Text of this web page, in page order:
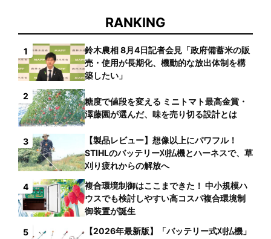
RANKING
1
鈴木農相 8月4日記者会見「政府備蓄米の販
売・使用が長期化、機動的な放出体制を構
築したい」
2
糖度で値段を変える ミニトマト最高金賞・
澤藤園が選んだ、味を売り切る設計とは
3
【製品レビュー】想像以上にパワフル！
STIHLのバッテリー刈払機とハーネスで、草
刈り疲れからの解放へ
4
複合環境制御はここまできた！ 中小規模ハ
ウスでも検討しやすい高コスパ複合環境制
御装置が誕生
5
【2026年最新版】「バッテリー式刈払機」